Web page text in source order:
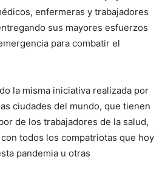
enfermeras y trabajadores
sus mayores esfuerzos
para combatir el
la misma iniciativa realizada por
ciudades del mundo, que tienen
de los trabajadores de la salud,
todos los compatriotas que hoy
pandemia u otras